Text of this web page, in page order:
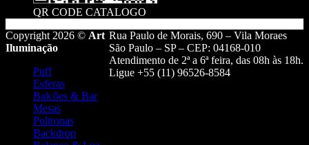
QR CODE CATALOGO
Rua Paulo de Morais, 690 – Vila Moraes
São Paulo – SP – CEP: 04168-010
Atendimento de 2ª a 6ª feira, das 08h às 18h.
Ligue +55 (11) 96526-8584
Copyright 2026 © Art
Iluminação
Puff
Esferas
Balcões & Bar
Mesas
Poltronas
Backdrop